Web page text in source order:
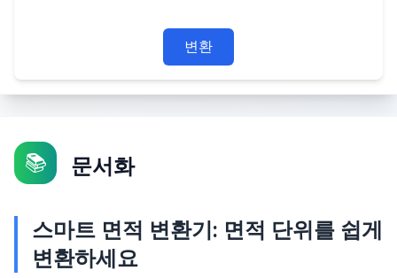
변환
📚 문서화
스마트 면적 변환기: 면적 단위를 쉽게
변환하세요